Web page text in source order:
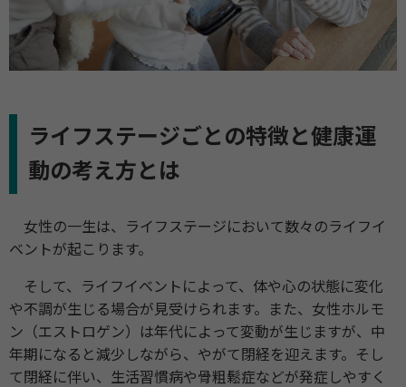
ライフステージごとの特徴と健康運
動の考え方とは
女性の一生は、ライフステージにおいて数々のライフイ
ベントが起こります。
そして、ライフイベントによって、体や心の状態に変化
や不調が生じる場合が見受けられます。また、女性ホルモ
ン（エストロゲン）は年代によって変動が生じますが、中
年期になると減少しながら、やがて閉経を迎えます。そし
て閉経に伴い、生活習慣病や骨粗鬆症などが発症しやすく